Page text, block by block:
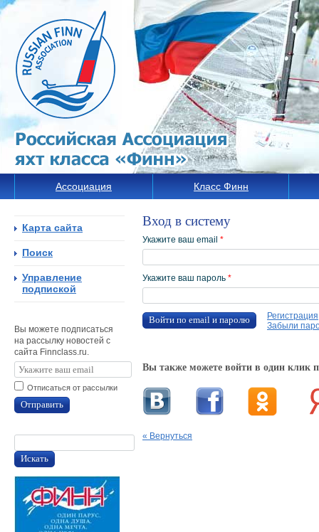
Ассоциация Класс Финн
Вход в систему
Укажите ваш email *
Укажите ваш пароль *
Войти по email и паролю
Регистрация
Забыли
Вы также можете войти в один клик
« Вернуться
Карта сайта
Поиск
Управление
подпиской
Вы можете подписаться
на рассылку новостей с
сайта Finnclass.ru.
Отписаться от рассылки
Отправить
Искать